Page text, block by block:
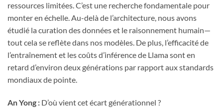
ressources limitées. C’est une recherche fondamentale pour
monter en échelle. Au-delà de l’architecture, nous avons
étudié la curation des données et le raisonnement humain—
tout cela se reflète dans nos modèles. De plus, l’efficacité de
l’entraînement et les coûts d’inférence de Llama sont en
retard d’environ deux générations par rapport aux standards
mondiaux de pointe.
An Yong : D’où vient cet écart générationnel ?